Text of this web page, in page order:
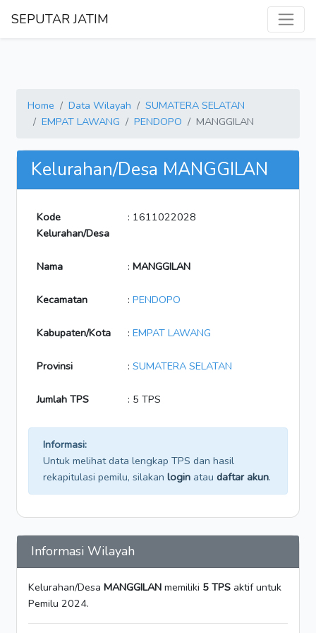
SEPUTAR JATIM
Home Data Wilayah
SUMATERA SELATAN
EMPAT LAWANG
PENDOPO MANGGILAN
Kelurahan/Desa MANGGILAN
Kode
Kelurahan/Desa
: 1611022028
Nama : MANGGILAN
Kecamatan : PENDOPO
Kabupaten/Kota : EMPAT LAWANG
Provinsi : SUMATERA SELATAN
Jumlah TPS : 5 TPS
Informasi:
Untuk melihat data lengkap TPS dan hasil
rekapitulasi pemilu, silakan login atau daftar akun.
Informasi Wilayah
Kelurahan/Desa MANGGILAN memiliki 5 TPS aktif untuk
Pemilu 2024.